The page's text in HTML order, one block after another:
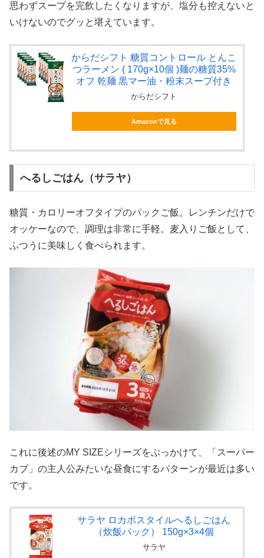
思わずスープを完飲したくなりますが、塩分も控えないと
いけないのでグッと堪えています。
からだシフト 糖質コントロール とんこ
つラーメン ( 170g×10個 )麺の糖質35%
オフ 乾麺 黒マー油・粉末スープ付き
からだシフト
Amazonで見る
へるしごはん（サラヤ）
糖質・カロリーオフタイプのパックご飯。レンチンだけで
オッケーなので、調理は非常に手軽。麦入りご飯として、
ふつうに美味しく食べられます。
これに後述のMY SIZEシリーズをぶっかけて、「スーパー
カブ」の主人公みたいな昼食にするパターンが最近は多い
です。
サラヤ ロカボスタイルへるしごはん
（炊飯パック） 150g×3×4個
サラヤ